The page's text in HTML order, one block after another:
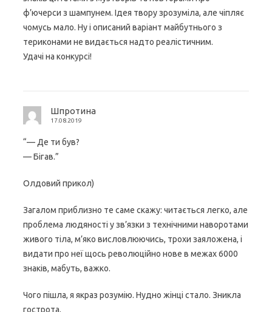
ф’ючерси з шампунем. Ідея твору зрозуміла, але чіпляє
чомусь мало. Ну і описаний варіант майбутнього з
териконами не видається надто реалістичним.
Удачі на конкурсі!
Шпротина
17.08.2019
“— Де ти був?
— Бігав.”
Олдовий прикол)
Загалом приблизно те саме скажу: читається легко, але
проблема людяності у зв’язки з технічними наворотами
живого тіла, м’яко висловлюючись, трохи заяложена, і
видати про неї щось революційно нове в межах 6000
знаків, мабуть, важко.
Чого пішла, я якраз розумію. Нудно жінці стало. Зникла
гострота.